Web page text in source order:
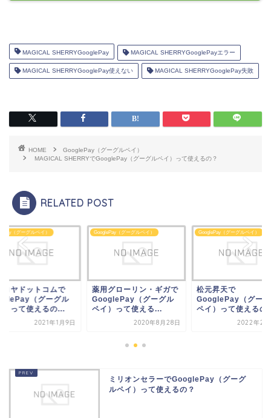
MAGICAL SHERRYGooglePay MAGICAL SHERRYGooglePayエラー
MAGICAL SHERRYGooglePay使えない MAGICAL SHERRYGooglePay失敗
HOME
GooglePay（グーグルペイ）
MAGICAL SHERRYでGooglePay（グーグルペイ）って使えるの？
RELATED POST
（グーグルペイ）
グローリン・ギガで
（グーグル
）って使える...
2020年8月28日
GooglePay（グーグルペイ）
松元昇天で
GooglePay（グーグル
ペイ）って使えるの？
2022年2月27日
GooglePay（グーグルペイ）
ハンコヤドットコム
GooglePay（グー
ペイ）って使えるの
2021年
ミリオンセラーでGooglePay（グーグ
ルペイ）って使えるの？